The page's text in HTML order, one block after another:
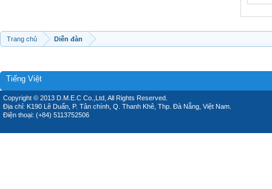
Trang chủ Diễn đàn
Tiếng Việt
Copyright © 2013 D.M.E.C Co.,Ltd, All Rights Reserved.
Địa chỉ: K190 Lê Duẩn, P. Tân chính, Q. Thanh Khê, Thp. Đà Nẵng, Việt Nam.
Điện thoại: (+84) 5113752506